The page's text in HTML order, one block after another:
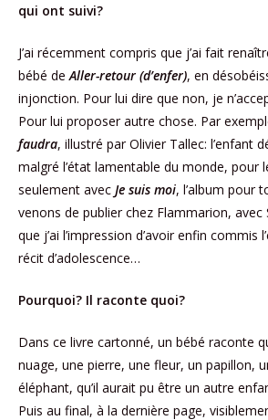
qui ont suivi?
J’ai récemment compris que j’ai fait
bébé deAller-retour (d’enfer), en
injonction. Pour lui dire que non, je
Pour lui proposer autre chose. Par
faudra, illustré par Olivier Tallec: l’enfant
malgré l’état lamentable du monde, pour
seulement avec Je suis moi, l’album pour
venons de publier chez Flammarion, avec
que j’ai l’impression d’avoir enfin commis
récit d’adolescence…
Pourquoi? Il raconte quoi?
Dans ce livre cartonné, un bébé raconte
nuage, une pierre, une fleur, un papillon,
éléphant, qu’il aurait pu être un autre
Puis au final, à la dernière page,